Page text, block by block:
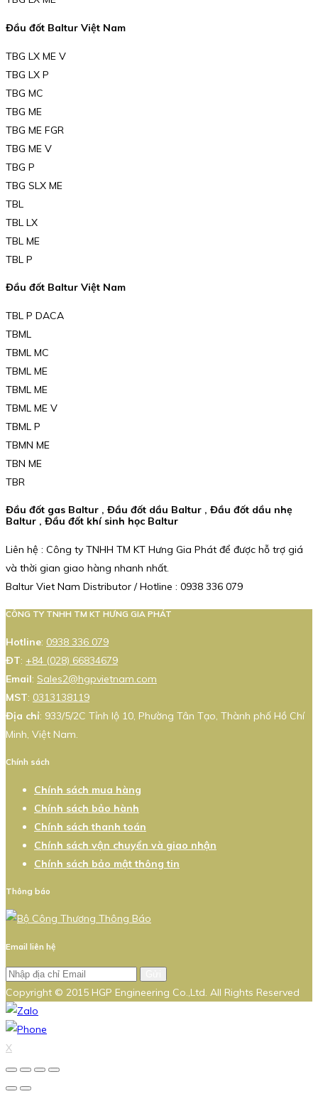
Đầu đốt Baltur Việt Nam
TBG LX ME V
TBG LX P
TBG MC
TBG ME
TBG ME FGR
TBG ME V
TBG P
TBG SLX ME
TBL
TBL LX
TBL ME
TBL P
Đầu đốt Baltur Việt Nam
TBL P DACA
TBML
TBML MC
TBML ME
TBML ME
TBML ME V
TBML P
TBMN ME
TBN ME
TBR
Đầu đốt gas Baltur , Đầu đốt dầu Baltur , Đầu đốt dầu nhẹ
Baltur , Đầu đốt khí sinh học Baltur
Liên hệ : Công ty TNHH TM KT Hưng Gia Phát để được hỗ trợ giá
và thời gian giao hàng nhanh nhất.
Baltur Viet Nam Distributor / Hotline : 0938 336 079
CÔNG TY TNHH TM KT HƯNG GIA PHÁT
Hotline: 0938 336 079
ĐT: +84 (028) 66834679
Email: Sales2@hgpvietnam.com
MST: 0313138119
Địa chỉ: 933/5/2C Tỉnh lộ 10, Phường Tân Tạo, Thành phố Hồ Chí
Minh, Việt Nam.
Chính sách
Chính sách mua hàng
Chính sách bảo hành
Chính sách thanh toán
Chính sách vận chuyển và giao nhận
Chính sách bảo mật thông tin
Thông báo
Email liên hệ
Copyright © 2015 HGP Engineering Co.,Ltd. All Rights Reserved
X